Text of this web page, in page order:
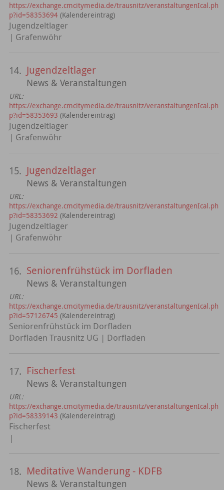
https://exchange.cmcitymedia.de/trausnitz/veranstaltungenIcal.ph
p?id=58353694(Kalendereintrag)
Jugendzeltlager
| Grafenwöhr
14. Jugendzeltlager
News & Veranstaltungen
URL:
https://exchange.cmcitymedia.de/trausnitz/veranstaltungenIcal.ph
p?id=58353693 (Kalendereintrag)
Jugendzeltlager
| Grafenwöhr
15. Jugendzeltlager
News & Veranstaltungen
URL:
https://exchange.cmcitymedia.de/trausnitz/veranstaltungenIcal.ph
p?id=58353692 (Kalendereintrag)
Jugendzeltlager
| Grafenwöhr
16. Seniorenfrühstück im Dorfladen
News & Veranstaltungen
URL:
https://exchange.cmcitymedia.de/trausnitz/veranstaltungenIcal.ph
p?id=57126745 (Kalendereintrag)
Seniorenfrühstück im Dorfladen
Dorfladen Trausnitz UG | Dorfladen
17. Fischerfest
News & Veranstaltungen
URL:
https://exchange.cmcitymedia.de/trausnitz/veranstaltungenIcal.ph
p?id=58339143 (Kalendereintrag)
Fischerfest
|
18. Meditative Wanderung - KDFB
News & Veranstaltungen